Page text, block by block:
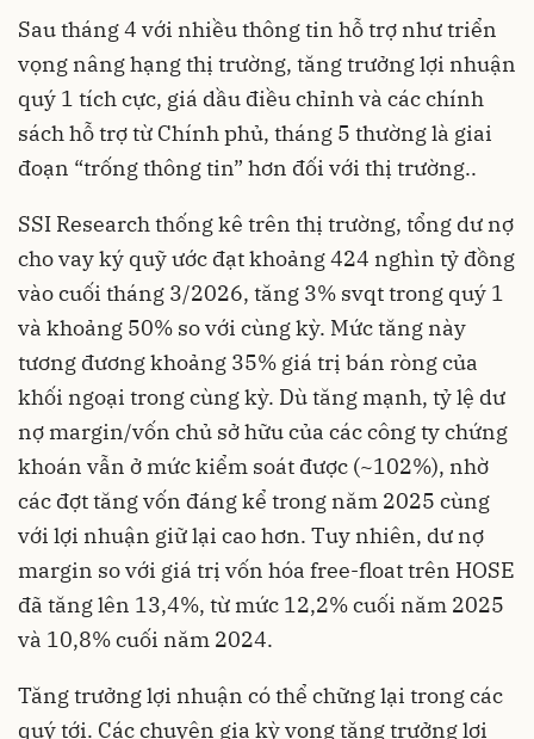
Sau tháng 4 với nhiều thông tin hỗ trợ như triển
vọng nâng hạng thị trường, tăng trưởng lợi nhuận
quý 1 tích cực, giá dầu điều chỉnh và các chính
sách hỗ trợ từ Chính phủ, tháng 5 thường là giai
đoạn “trống thông tin” hơn đối với thị trường..
SSI Research thống kê trên thị trường, tổng dư nợ
cho vay ký quỹ ước đạt khoảng 424 nghìn tỷ đồng
vào cuối tháng 3/2026, tăng 3% svqt trong quý 1
và khoảng 50% so với cùng kỳ. Mức tăng này
tương đương khoảng 35% giá trị bán ròng của
khối ngoại trong cùng kỳ. Dù tăng mạnh, tỷ lệ dư
nợ margin/vốn chủ sở hữu của các công ty chứng
khoán vẫn ở mức kiểm soát được (~102%), nhờ
các đợt tăng vốn đáng kể trong năm 2025 cùng
với lợi nhuận giữ lại cao hơn. Tuy nhiên, dư nợ
margin so với giá trị vốn hóa free-float trên HOSE
đã tăng lên 13,4%, từ mức 12,2% cuối năm 2025
và 10,8% cuối năm 2024.
Tăng trưởng lợi nhuận có thể chững lại trong các
quý tới. Các chuyên gia kỳ vọng tăng trưởng lợi